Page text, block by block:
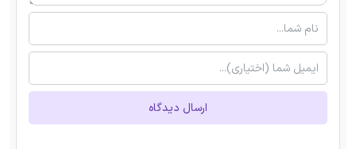
ارسال دیدگاه